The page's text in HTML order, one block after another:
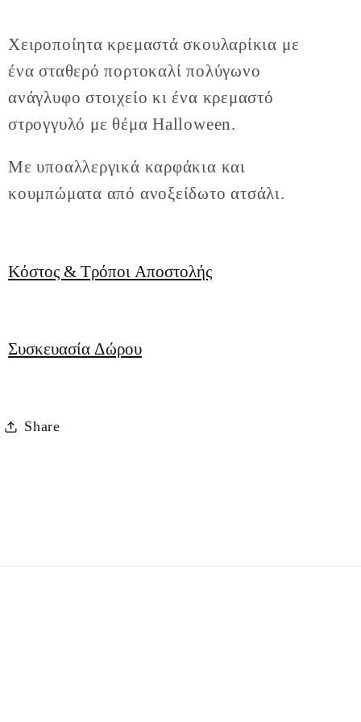
Χειροποίητα κρεμαστά σκουλαρίκια με
ένα σταθερό πορτοκαλί πολύγωνο
ανάγλυφο στοιχείο κι ένα κρεμαστό
στρογγυλό με θέμα Halloween.
Με υποαλλεργικά καρφάκια και
κουμπώματα από ανοξείδωτο ατσάλι.
Κόστος & Τρόποι Αποστολής
Συσκευασία Δώρου
Share